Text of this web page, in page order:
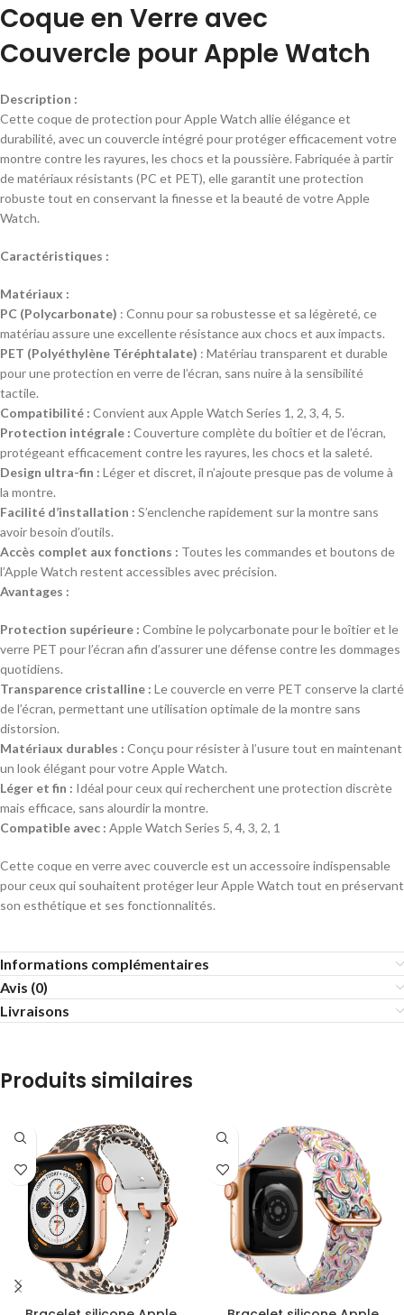
Coque en Verre avec
Couvercle pour Apple Watch
Description :
Cette coque de protection pour Apple Watch allie élégance et
durabilité, avec un couvercle intégré pour protéger efficacement votre
montre contre les rayures, les chocs et la poussière. Fabriquée à partir
de matériaux résistants (PC et PET), elle garantit une protection
robuste tout en conservant la finesse et la beauté de votre Apple
Watch.
Caractéristiques :
Matériaux :
PC (Polycarbonate) : Connu pour sa robustesse et sa légèreté, ce
matériau assure une excellente résistance aux chocs et aux impacts.
PET (Polyéthylène Téréphtalate) : Matériau transparent et durable
pour une protection en verre de l’écran, sans nuire à la sensibilité
tactile.
Compatibilité : Convient aux Apple Watch Series 1, 2, 3, 4, 5.
Protection intégrale : Couverture complète du boîtier et de l’écran,
protégeant efficacement contre les rayures, les chocs et la saleté.
Design ultra-fin : Léger et discret, il n’ajoute presque pas de volume à
la montre.
Facilité d’installation : S’enclenche rapidement sur la montre sans
avoir besoin d’outils.
Accès complet aux fonctions : Toutes les commandes et boutons de
l’Apple Watch restent accessibles avec précision.
Avantages :
Protection supérieure : Combine le polycarbonate pour le boîtier et le
verre PET pour l’écran afin d’assurer une défense contre les dommages
quotidiens.
Transparence cristalline : Le couvercle en verre PET conserve la clarté
de l’écran, permettant une utilisation optimale de la montre sans
distorsion.
Matériaux durables : Conçu pour résister à l’usure tout en maintenant
un look élégant pour votre Apple Watch.
Léger et fin : Idéal pour ceux qui recherchent une protection discrète
mais efficace, sans alourdir la montre.
Compatible avec : Apple Watch Series 5, 4, 3, 2, 1
Cette coque en verre avec couvercle est un accessoire indispensable
pour ceux qui souhaitent protéger leur Apple Watch tout en préservant
son esthétique et ses fonctionnalités.
Informations complémentaires
Avis (0)
Livraisons
Produits similaires